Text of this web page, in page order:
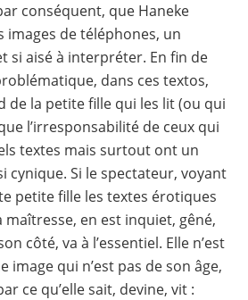
conséquent, que Haneke
images de téléphones, un
si aisé à interpréter. En fin de
dans ces textos,
de la petite fille qui les lit (ou qui
l’irresponsabilité de ceux qui
textes mais surtout ont un
cynique. Si le spectateur, voyant
petite fille les textes érotiques
maîtresse, en est inquiet, gêné,
côté, va à l’essentiel. Elle n’est
image qui n’est pas de son âge,
ce qu’elle sait, devine, vit :